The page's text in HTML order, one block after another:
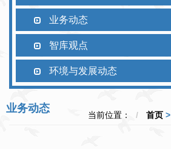
业务动态
智库观点
环境与发展动态
业务动态
当前位置： 首页 >